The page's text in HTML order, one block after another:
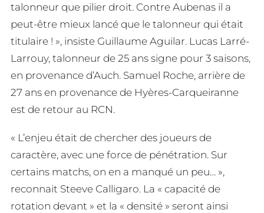
talonneur que pilier droit. Contre Aubenas il a
peut-être mieux lancé que le talonneur qui était
titulaire ! », insiste Guillaume Aguilar. Lucas Larré-
Larrouy, talonneur de 25 ans signe pour 3 saisons,
en provenance d’Auch. Samuel Roche, arrière de
27 ans en provenance de Hyères-Carqueiranne
est de retour au RCN.
« L’enjeu était de chercher des joueurs de
caractère, avec une force de pénétration. Sur
certains matchs, on en a manqué un peu… »,
reconnait Steeve Calligaro. La « capacité de
rotation devant » et la « densité » seront ainsi